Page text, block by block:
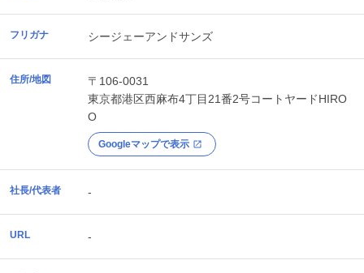
フリガナ シージェーアンドサンズ
住所/地図
〒106-0031
東京都港区西麻布4丁目21番2号コートヤードHIRO
O
Googleマップで表示
社長/代表者 -
URL -